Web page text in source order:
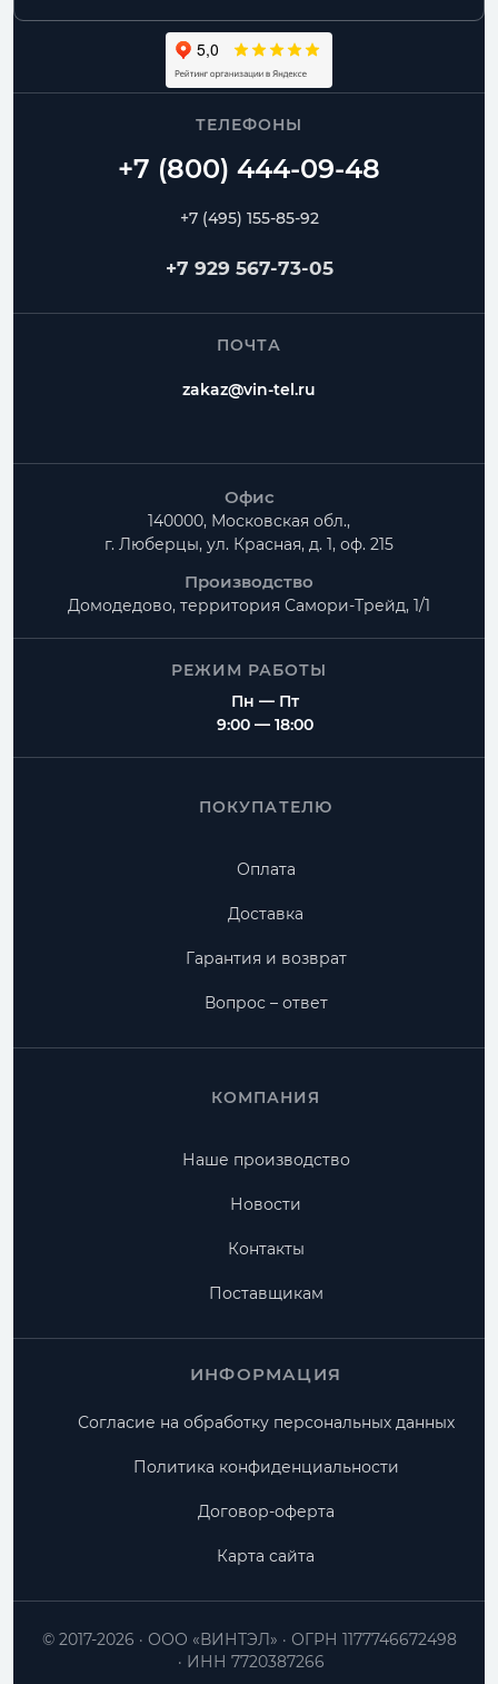
доставка, самовывоз, работа с монтажниками
Частые вопросы
Можно ли изготовить нестандартный размер?
Можно ли собрать весь комплект вентиляции?
ТЕЛЕФОНЫ
+7 (495) 155-85-92
+7 929 567-73-05
ПОЧТА
zakaz@vin-tel.ru
Офис
140000, Московская обл.,
г. Люберцы, ул. Красная, д. 1, оф. 215
Производство
Домодедово, территория Самори-Трейд, 1/1
РЕЖИМ РАБОТЫ
Пн — Пт
9:00 — 18:00
ПОКУПАТЕЛЮ
Оплата
Доставка
Гарантия и возврат
Вопрос – ответ
КОМПАНИЯ
Наше производство
Новости
Контакты
Поставщикам
ИНФОРМАЦИЯ
Согласие на обработку персональных данных
Политика конфиденциальности
Договор-оферта
Карта сайта
ООО «ВИНТЭЛ»
ОГРН 1177746672498
ИНН 7720387266
© 2017-2026